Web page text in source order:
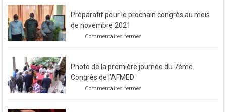
Préparatif pour le prochain congrès au mois
de novembre 2021
Commentaires fermés
prochain
de
Photo de la première journée du 7ème
Congrès de l’AFMED
Commentaires fermés